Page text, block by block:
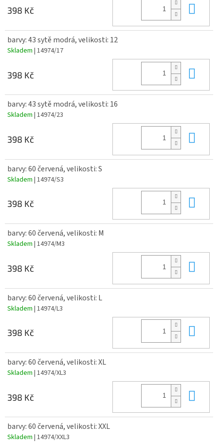
398 Kč
barvy: 43 sytě modrá, velikosti: 12
Skladem | 14974/17
398 Kč
barvy: 43 sytě modrá, velikosti: 16
Skladem | 14974/23
398 Kč
barvy: 60 červená, velikosti: S
Skladem | 14974/S3
398 Kč
barvy: 60 červená, velikosti: M
Skladem | 14974/M3
398 Kč
barvy: 60 červená, velikosti: L
Skladem | 14974/L3
398 Kč
barvy: 60 červená, velikosti: XL
Skladem | 14974/XL3
398 Kč
barvy: 60 červená, velikosti: XXL
Skladem | 14974/XXL3